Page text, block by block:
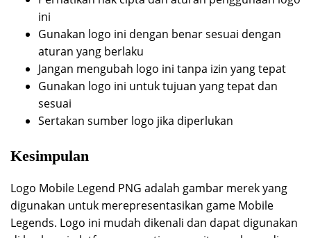
ini
Gunakan logo ini dengan benar sesuai dengan
aturan yang berlaku
Jangan mengubah logo ini tanpa izin yang tepat
Gunakan logo ini untuk tujuan yang tepat dan
sesuai
Sertakan sumber logo jika diperlukan
Kesimpulan
Logo Mobile Legend PNG adalah gambar merek yang
digunakan untuk merepresentasikan game Mobile
Legends. Logo ini mudah dikenali dan dapat digunakan